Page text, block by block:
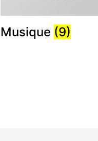
Musique (9)